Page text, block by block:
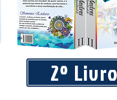
que requereu
2º